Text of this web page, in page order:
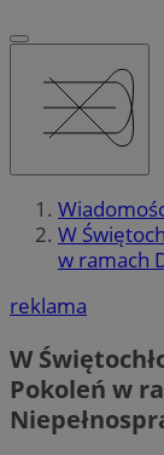
W
w ramach
reklama
W
Pokoleń w